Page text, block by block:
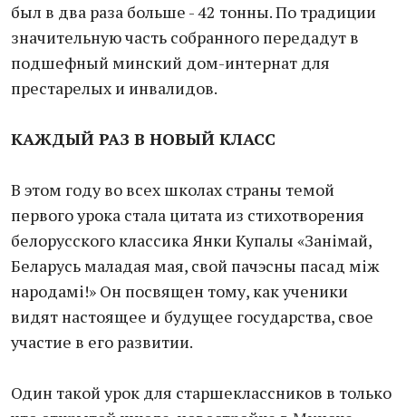
был в два раза больше - 42 тонны. По традиции
значительную часть собранного передадут в
подшефный минский дом-интернат для
престарелых и инвалидов.
КАЖДЫЙ РАЗ В НОВЫЙ КЛАСС
В этом году во всех школах страны темой
первого урока стала цитата из стихотворения
белорусского классика Янки Купалы «Занiмай,
Беларусь маладая мая, свой пачэсны пасад мiж
народамi!» Он посвящен тому, как ученики
видят настоящее и будущее государства, свое
участие в его развитии.
Один такой урок для старшеклассников в только